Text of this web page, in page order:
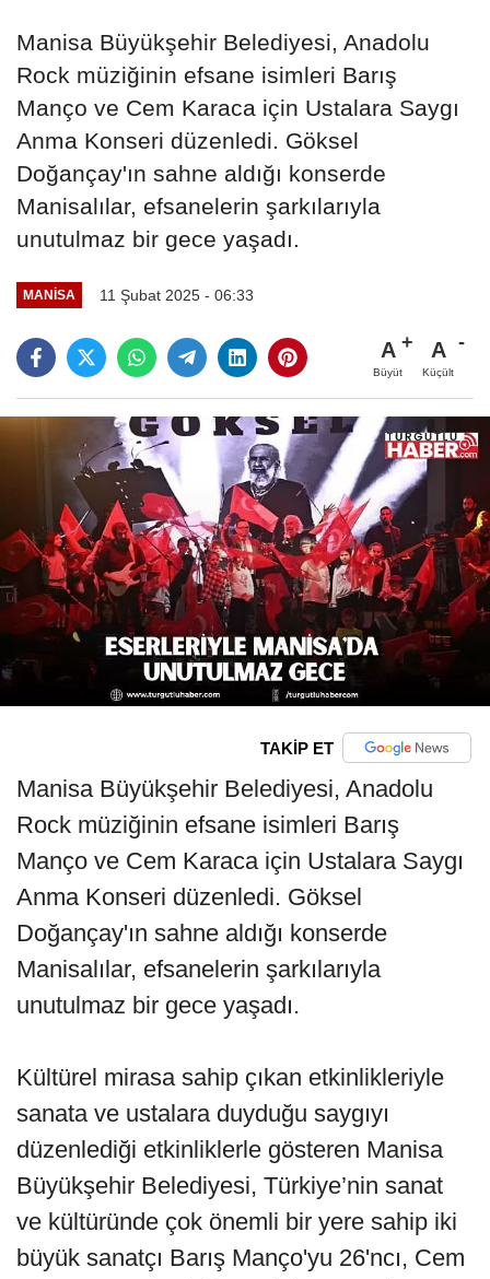
Manisa Büyükşehir Belediyesi, Anadolu
Rock müziğinin efsane isimleri Barış
Manço ve Cem Karaca için Ustalara Saygı
Anma Konseri düzenledi. Göksel
Doğançay'ın sahne aldığı konserde
Manisalılar, efsanelerin şarkılarıyla
unutulmaz bir gece yaşadı.
MANİSA 11 Şubat 2025 - 06:33
A
Büyüt
A
Küçült
TAKİP ET
Manisa Büyükşehir Belediyesi, Anadolu
Rock müziğinin efsane isimleri Barış
Manço ve Cem Karaca için Ustalara Saygı
Anma Konseri düzenledi. Göksel
Doğançay'ın sahne aldığı konserde
Manisalılar, efsanelerin şarkılarıyla
unutulmaz bir gece yaşadı.
Kültürel mirasa sahip çıkan etkinlikleriyle
sanata ve ustalara duyduğu saygıyı
düzenlediği etkinliklerle gösteren Manisa
Büyükşehir Belediyesi, Türkiye’nin sanat
ve kültüründe çok önemli bir yere sahip iki
büyük sanatçı Barış Manço'yu 26'ncı, Cem